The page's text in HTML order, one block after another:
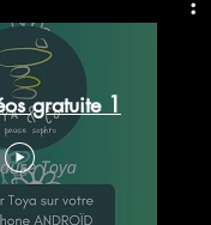
gratuite 1